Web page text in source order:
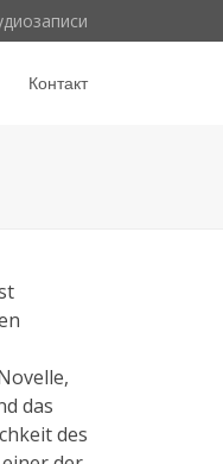
Контакт
das
des